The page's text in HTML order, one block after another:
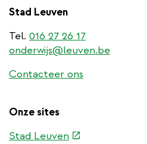
Stad Leuven
Tel. 016 27 26 17
onderwijs@leuven.be
Contacteer ons
Onze sites
Stad Leuven (externe